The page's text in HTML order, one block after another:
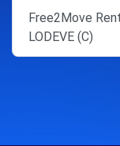
Free2Move
LODEVE (C)